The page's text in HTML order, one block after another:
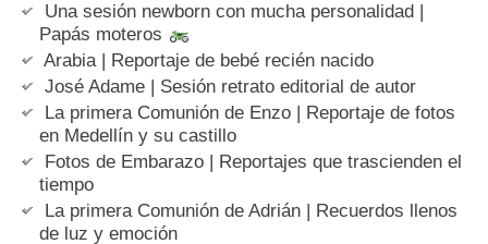
Una sesión newborn con mucha personalidad |
Papás moteros
Arabia | Reportaje de bebé recién nacido
José Adame | Sesión retrato editorial de autor
La primera Comunión de Enzo | Reportaje de fotos
en Medellín y su castillo
Fotos de Embarazo | Reportajes que trascienden el
tiempo
La primera Comunión de Adrián | Recuerdos llenos
de luz y emoción